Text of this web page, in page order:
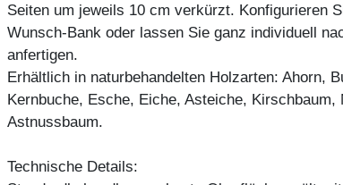
Seiten um jeweils 10 cm verkürzt. Konfigurieren
Wunsch-Bank oder lassen Sie ganz individuell
anfertigen.
Erhältlich in naturbehandelten Holzarten: Ahorn,
Kernbuche, Esche, Eiche, Asteiche, Kirschbaum,
Astnussbaum.
Technische Details: